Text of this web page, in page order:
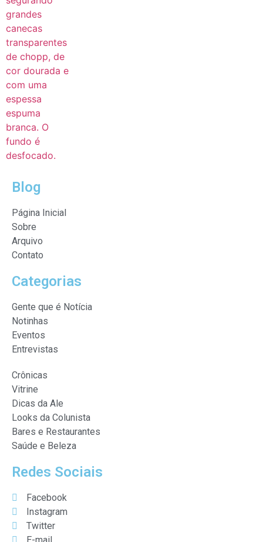
Blog
Página Inicial
Sobre
Arquivo
Contato
Categorias
Gente que é Notícia
Notinhas
Eventos
Entrevistas
Crônicas
Vitrine
Dicas da Ale
Looks da Colunista
Bares e Restaurantes
Saúde e Beleza
Redes Sociais
Facebook
Instagram
Twitter
E-mail